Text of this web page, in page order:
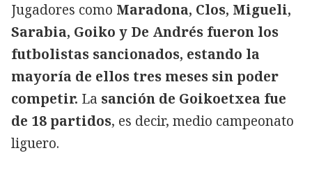
Jugadores como Maradona, Clos, Migueli,
Sarabia, Goiko y De Andrés fueron los
futbolistas sancionados, estando la
mayoría de ellos tres meses sin poder
competir. La sanción de Goikoetxea fue
de 18 partidos, es decir, medio campeonato
liguero.